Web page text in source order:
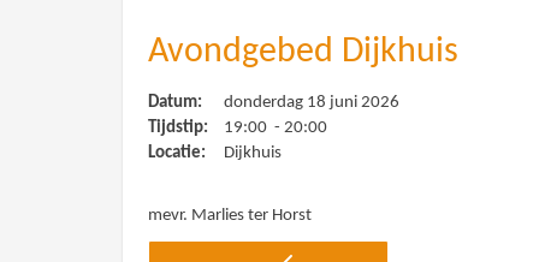
Avondgebed Dijkhuis
Datum:
donderdag 18 juni 2026
Tijdstip:
19:00 - 20:00
Locatie:
Dijkhuis
mevr. Marlies ter Horst